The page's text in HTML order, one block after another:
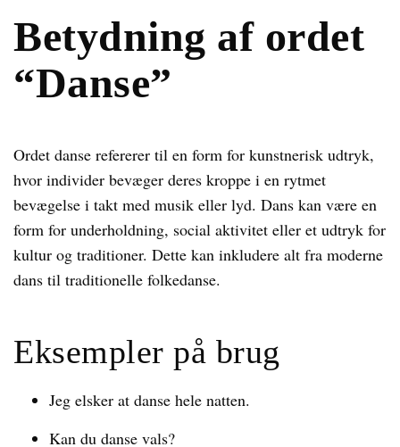
Betydning af ordet
“Danse”
Ordet danse refererer til en form for kunstnerisk udtryk,
hvor individer bevæger deres kroppe i en rytmet
bevægelse i takt med musik eller lyd. Dans kan være en
form for underholdning, social aktivitet eller et udtryk for
kultur og traditioner. Dette kan inkludere alt fra moderne
dans til traditionelle folkedanse.
Eksempler på brug
Jeg elsker at danse hele natten.
Kan du danse vals?